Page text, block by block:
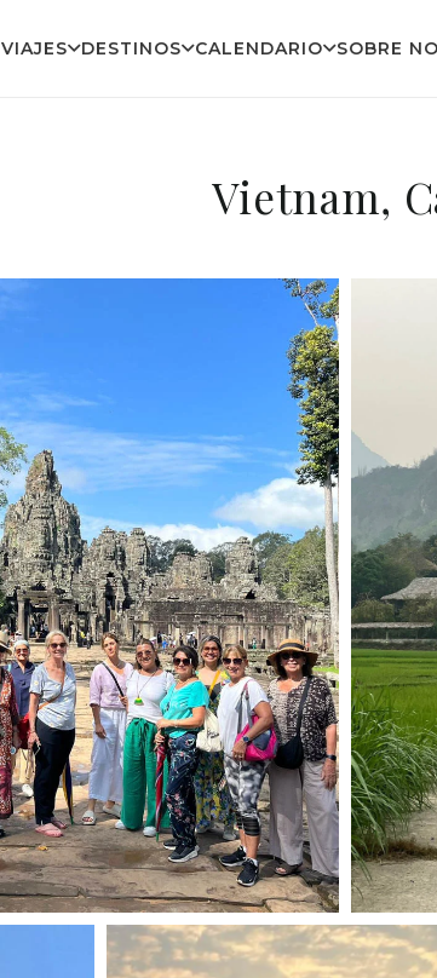
VIAJES DESTINOS CALENDARIO SOBRE
Vietnam,